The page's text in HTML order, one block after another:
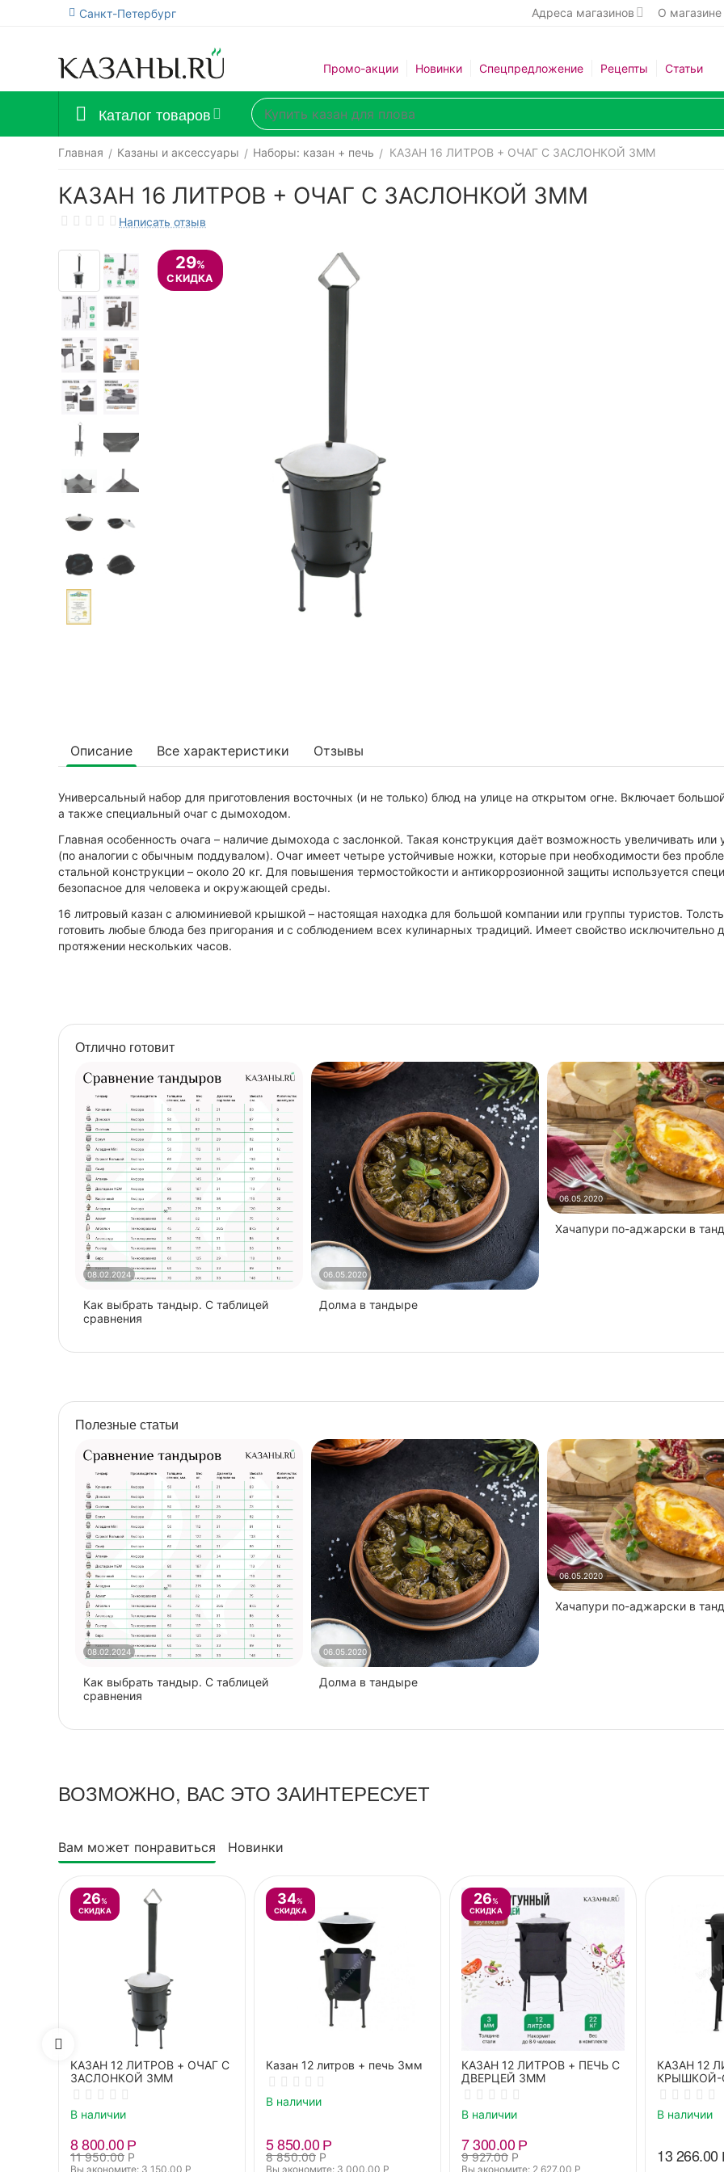
Санкт-Петербург Адреса магазинов О магазине
Промо-акции Новинки Спецпредложение Рецепты Статьи
Каталог товаров
Главная / Казаны и аксессуары / Наборы: казан + печь / КАЗАН 16 ЛИТРОВ + ОЧАГ С ЗАСЛОНКОЙ 3ММ
КАЗАН 16 ЛИТРОВ + ОЧАГ С ЗАСЛОНКОЙ 3ММ
Написать отзыв
29
Описание Все характеристики Отзывы
Универсальный набор для приготовления восточных (и не только) блюд на улице на открытом огне. Включает
а также специальный очаг с дымоходом.
Главная особенность очага – наличие дымохода с заслонкой. Такая конструкция даёт возможность увеличивать
(по аналогии с обычным поддувалом). Очаг имеет четыре устойчивые ножки, которые при необходимости без
стальной конструкции – около 20 кг. Для повышения термостойкости и антикоррозионной защиты используется
безопасное для человека и окружающей среды.
16 литровый казан с алюминиевой крышкой – настоящая находка для большой компании или группы туристов.
готовить любые блюда без пригорания и с соблюдением всех кулинарных традиций. Имеет свойство
протяжении нескольких часов.
Отлично готовит
08.02.2024
Как выбрать тандыр. С таблицей
сравнения
06.05.2020
​Долма в тандыре
06.05.2020
Хачапури по-аджарски в
Полезные статьи
08.02.2024
Как выбрать тандыр. С таблицей
сравнения
06.05.2020
​Долма в тандыре
06.05.2020
Хачапури по-аджарски в
ВОЗМОЖНО, ВАС ЭТО ЗАИНТЕРЕСУЕТ
Вам может понравиться Новинки
26%
СКИДКА
КАЗАН 12 ЛИТРОВ + ОЧАГ С
ЗАСЛОНКОЙ 3ММ
В наличии
11 950.00 Р
8 800.00Р
Вы экономите: 3 150.00 Р
34%
СКИДКА
Казан 12 литров + печь 3мм
В наличии
8 850.00 Р
5 850.00Р
Вы экономите: 3 000.00 Р
26%
СКИДКА
КАЗАН 12 ЛИТРОВ + ПЕЧЬ С
ДВЕРЦЕЙ 3ММ
В наличии
9 927.00 Р
7 300.00Р
Вы экономите: 2 627.00 Р
КАЗАН 12
КРЫШКОЙ-
ПЕЧЬ 3ММ
В наличии
13 266.00